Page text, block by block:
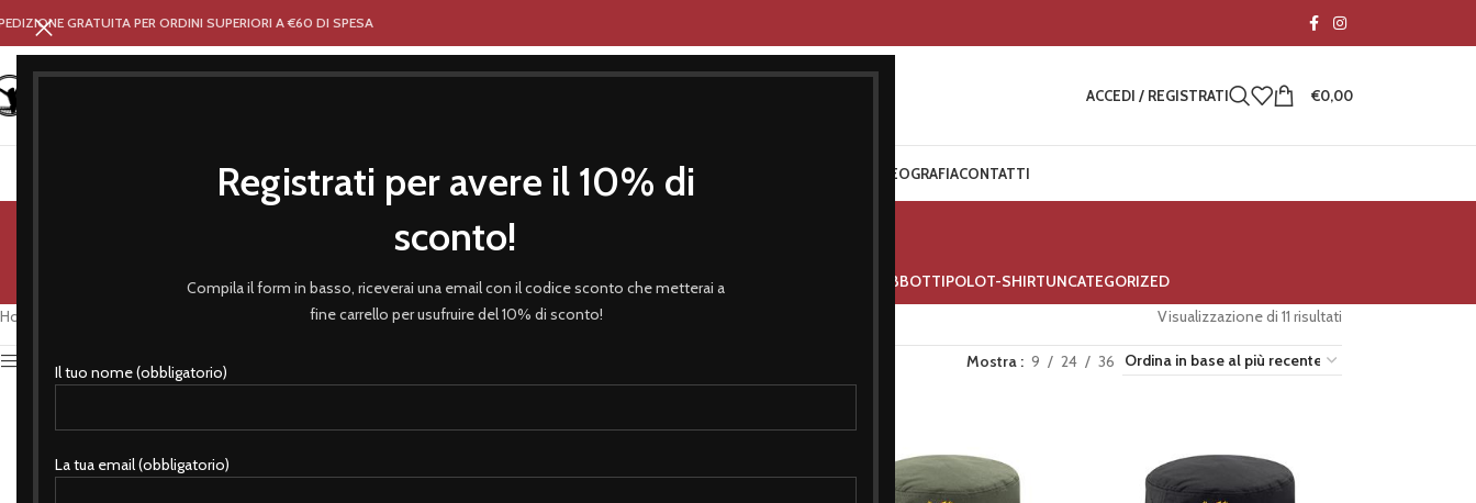
Registrati per avere il 10% di
sconto!
Compila il form in basso, riceverai una email con il codice sconto che metterai a
fine carrello per usufruire del 10% di sconto!
Il tuo nome (obbligatorio)
La tua email (obbligatorio)
GRATUITA PER ORDINI SUPERIORI A €60 DI SPESA
ACCEDI / REGISTRATI €0,00
HOMENEGOZIOABBIGLIAMENTOBIMBOARTICOLI SPORTIVI COREOGRAFIACONTATTI
ACCESSORI ARTICOLI SPORTIVI BASEBALL BERRETTI BIMBO CAPPELLI COREOGRAFIA GIUBBOTTIPOLOT-SHIRTUNCATEGORIZED
Home
Visualizzazione di 11 risultati
Mostra 9 24 36